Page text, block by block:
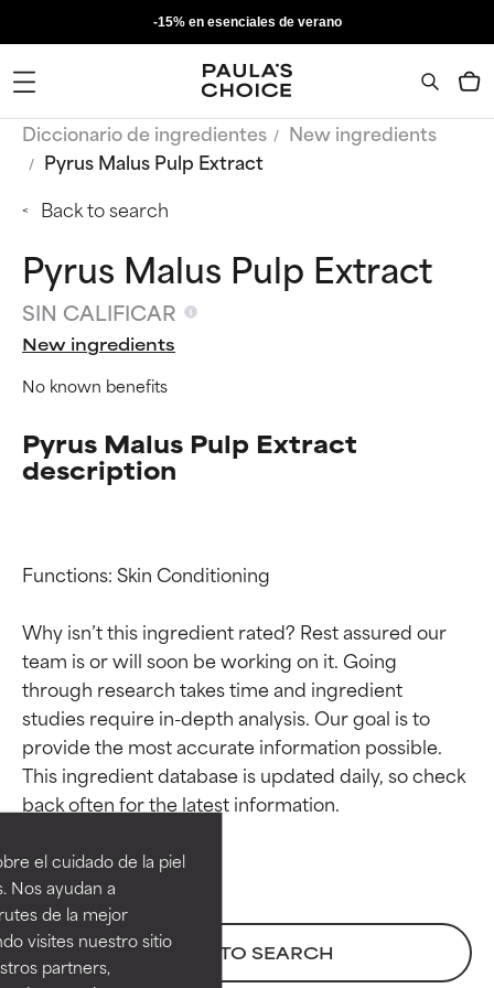
el cuidado de la piel
Nos ayudan a
de la mejor
visites nuestro sitio
partners,
-15% en esenciales de verano
Diccionario de ingredientes
New ingredients
Pyrus Malus Pulp Extract
Back to search
Pyrus Malus Pulp Extract
SIN CALIFICAR
New ingredients
No known benefits
Pyrus Malus Pulp Extract
description
Functions: Skin Conditioning
Why isn’t this ingredient rated? Rest assured our
team is or will soon be working on it. Going
through research takes time and ingredient
studies require in-depth analysis. Our goal is to
provide the most accurate information possible.
This ingredient database is updated daily, so check
BACK TO SEARCH
Calificaciones de
ingredientes
EXCELENTE
Ingrediente sobresaliente con
beneficios reales para la piel. Su
eficacia está demostrada y
respaldada por estudios
Calificaciones de
ingredientes
EXCELENTE
Ingrediente sobresaliente con
beneficios reales para la piel. Su
eficacia está demostrada y
respaldada por estudios